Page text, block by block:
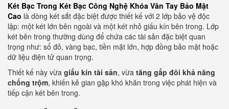
Két Bạc Trong Két Bạc Công Nghệ Khóa Vân Tay Bảo Mật
Cao là dòng két sắt đặc biệt được thiết kế với 2 lớp bảo vệ độc
lập: một két lớn bên ngoài và một két nhỏ giấu kín bên trong. Lớp
két bên trong thường dùng để chứa các tài sản đặc biệt quan
trọng như: sổ đỏ, vàng bạc, tiền mặt lớn, hợp đồng bảo mật hoặc
dữ liệu điện tử quan trọng.
Thiết kế này vừa giấu kín tài sản, vừa tăng gấp đôi khả năng
chống trộm, khiến kẻ gian gặp khó khăn trong việc phát hiện và
tiếp cận két bên trong.